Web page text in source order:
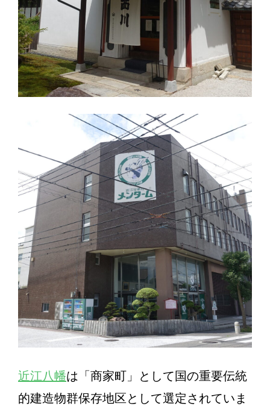
近江八幡は「商家町」として国の重要伝統
的建造物群保存地区として選定されていま